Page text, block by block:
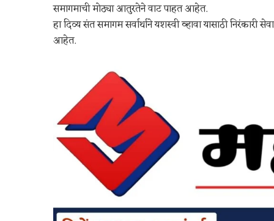
समागमाची मोठ्या आतुरतेने वाट पाहत आहेत.
हा दिव्य संत समागम सर्वार्थाने यशस्वी व्हावा यासाठी
आहेत.